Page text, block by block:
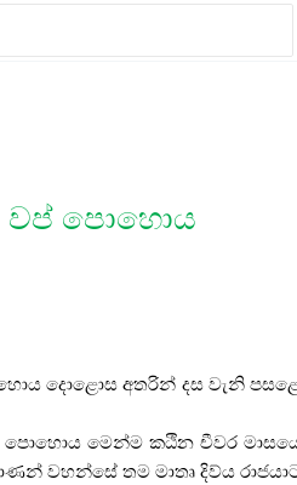
පොහොය
දොළොස අතරින් දස වැනි
පොහොය මෙන්ම කඨින චීවර
වහන්සේතමමාතෘදිව්ය